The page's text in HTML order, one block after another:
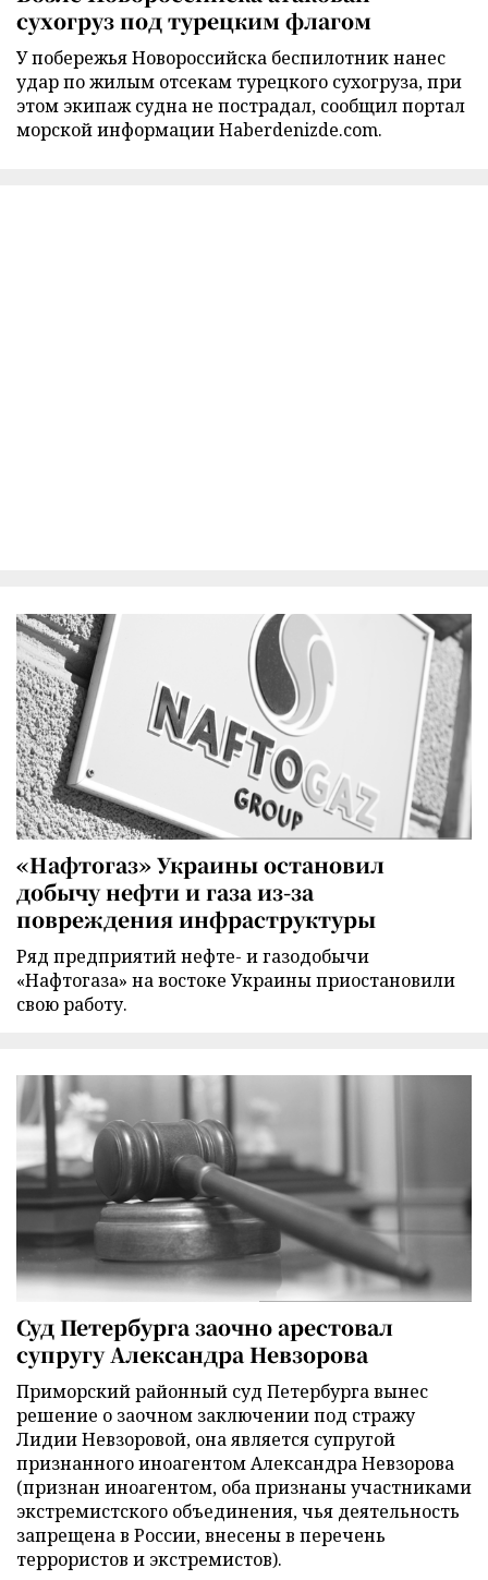
сухогруз под турецким флагом
У побережья Новороссийска беспилотник нанес
удар по жилым отсекам турецкого сухогруза, при
этом экипаж судна не пострадал, сообщил портал
морской информации Haberdenizde.com.
«Нафтогаз» Украины остановил
добычу нефти и газа из-за
повреждения инфраструктуры
Ряд предприятий нефте- и газодобычи
«Нафтогаза» на востоке Украины приостановили
свою работу.
Суд Петербурга заочно арестовал
супругу Александра Невзорова
Приморский районный суд Петербурга вынес
решение о заочном заключении под стражу
Лидии Невзоровой, она является супругой
признанного иноагентом Александра Невзорова
(признан иноагентом, оба признаны участниками
экстремистского объединения, чья деятельность
запрещена в России, внесены в перечень
террористов и экстремистов).